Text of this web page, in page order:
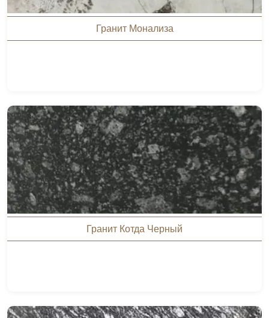
Гранит Монализа
Гранит Котда Черный